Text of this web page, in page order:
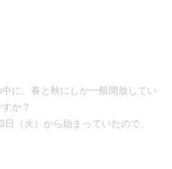
中に、春と秋にしか一般開放してい
か？
（火）から始まっていたので、